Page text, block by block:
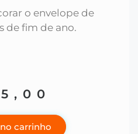
o envelope de
de fim de ano.
carrinho